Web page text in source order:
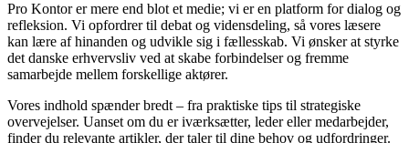
Pro Kontor er mere end blot et medie; vi er en platform for dialog og
refleksion. Vi opfordrer til debat og vidensdeling, så vores læsere
kan lære af hinanden og udvikle sig i fællesskab. Vi ønsker at styrke
det danske erhvervsliv ved at skabe forbindelser og fremme
samarbejde mellem forskellige aktører.
Vores indhold spænder bredt – fra praktiske tips til strategiske
overvejelser. Uanset om du er iværksætter, leder eller medarbejder,
finder du relevante artikler, der taler til dine behov og udfordringer.